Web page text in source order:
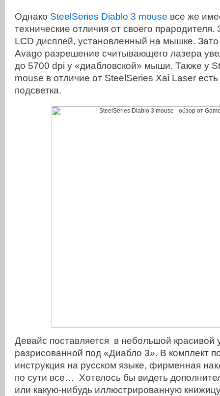
Однако SteelSeries Diablo 3 mouse все же
технические отличия от своего прародителя.
LCD дисплей, установленный на мышке. Зато
Avago разрешение считывающего лазера
до 5700 dpi у «диабловской» мыши. Также у
mouse в отличие от SteelSeries Xai Laser
подсветка.
Девайс поставляется в небольшой красивой
разрисованной под «Диабло 3». В комплект
инструкция на русском языке, фирменная
по сути все… Хотелось бы видеть
или какую-нибудь иллюстрированную